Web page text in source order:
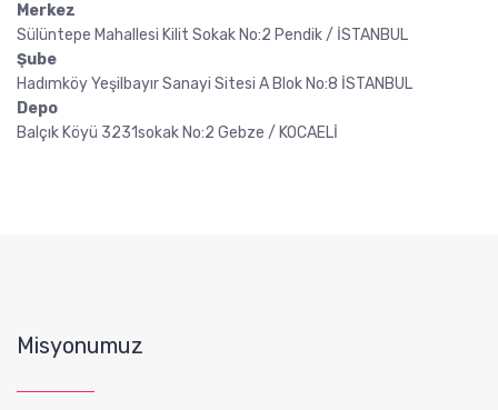
Merkez
Sülüntepe Mahallesi Kilit Sokak No:2 Pendik / İSTANBUL
Şube
Hadımköy Yeşilbayır Sanayi Sitesi A Blok No:8 İSTANBUL
Depo
Balçık Köyü 3231sokak No:2 Gebze / KOCAELİ
Misyonumuz